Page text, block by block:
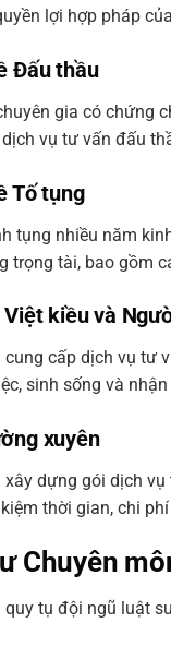
lợi hợp pháp
Đấu thầu
gia có chứng
vụ tư vấn đấu
Tố tụng
tụng nhiều năm
trọng tài, bao gồm
kiều và
cung cấp dịch vụ tư
sinh sống và
xuyên
xây dựng gói dịch
thời gian, chi
Chuyên
quy tụ đội ngũ luật